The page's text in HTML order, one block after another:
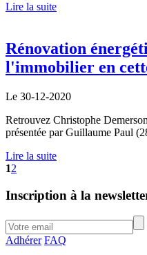
Lire la suite
Rénovation
l'immobilier en
Le 30-12-2020
Retrouvez Christophe
présentée par Guillaume Paul
Lire la suite
12
Inscription à la
Adhérer FAQ